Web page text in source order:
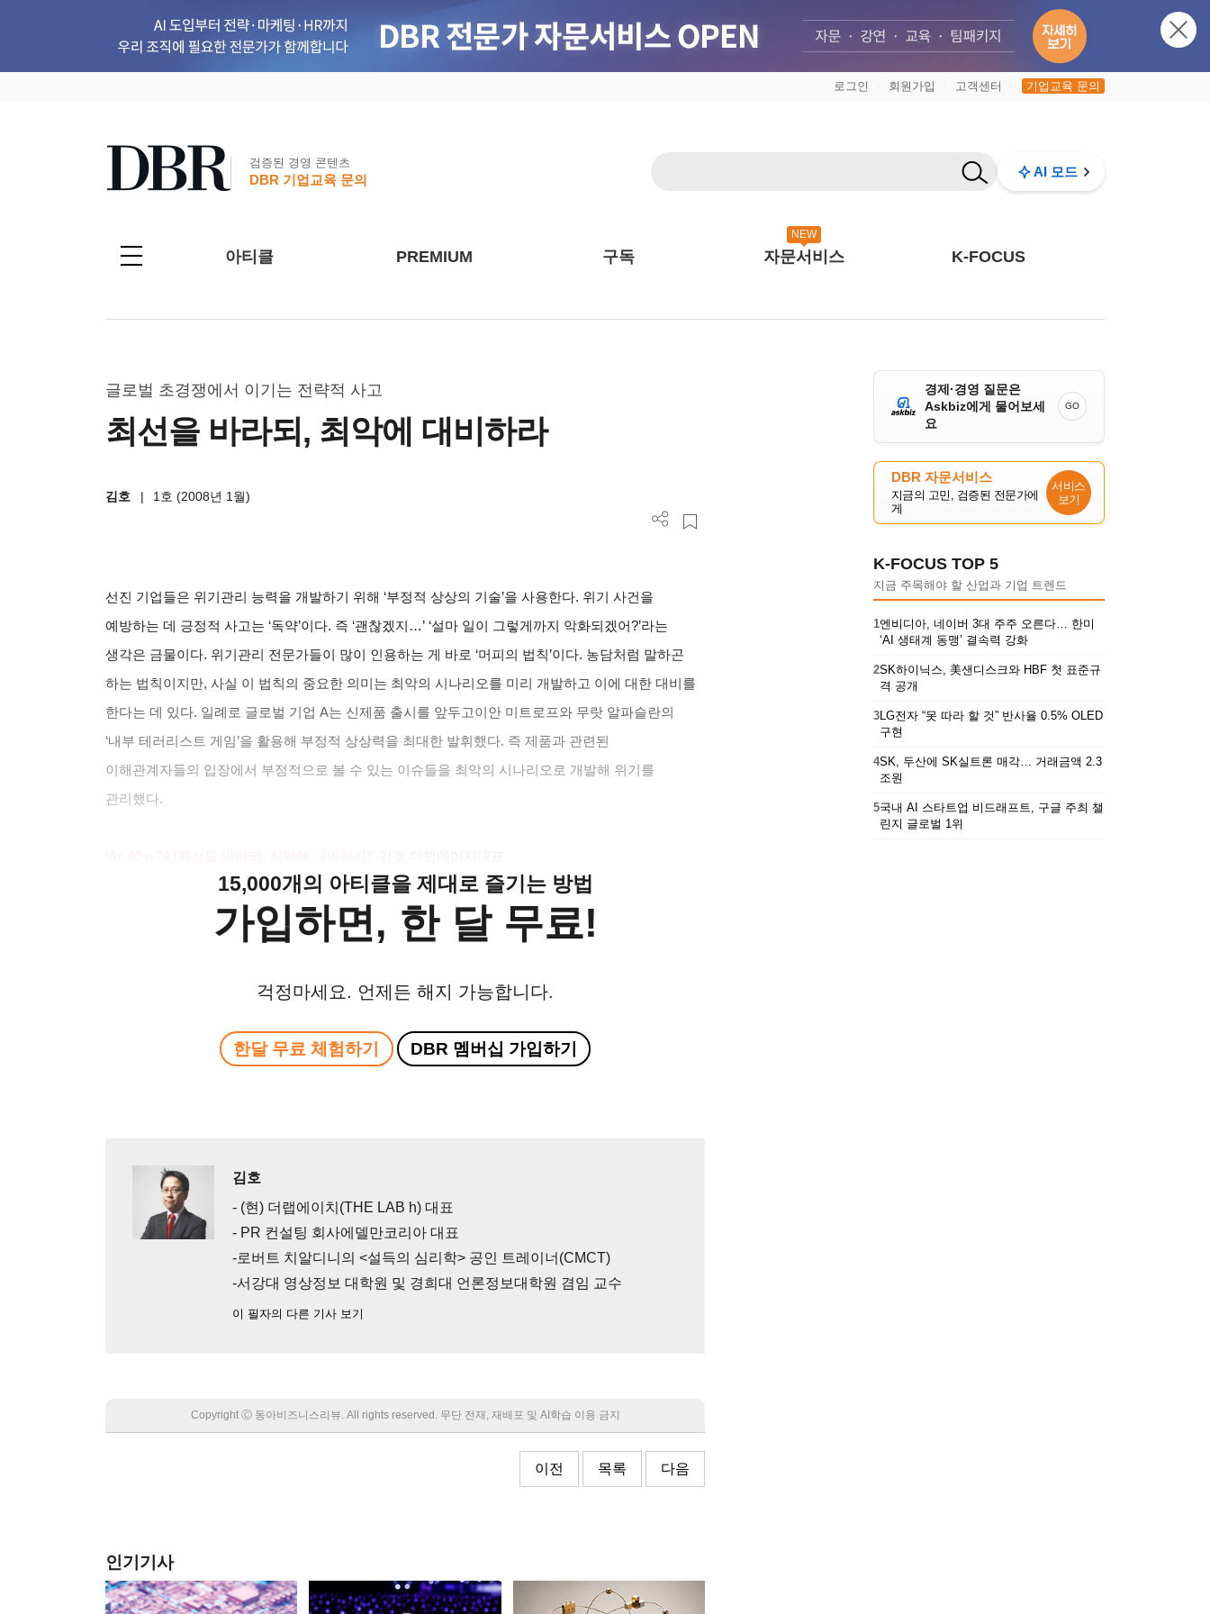
로그인 회원가입 고객센터 기업교육 문의
검증된 경영 콘텐츠
DBR 기업교육 문의
AI 모드
아티클 PREMIUM 구독
NEW
자문서비스 K-FOCUS
글로벌 초경쟁에서 이기는 전략적 사고
최선을 바라되, 최악에 대비하라
김호 | 1호 (2008년 1월)
선진 기업들은 위기관리 능력을 개발하기 위해 ‘부정적 상상의 기술’을 사용한다. 위기 사건을
예방하는 데 긍정적 사고는 ‘독약’이다. 즉 ‘괜찮겠지 …’ ‘설마 일이 그렇게까지 악화되겠어?’라는
생각은 금물이다. 위기관리 전문가들이 많이 인용하는 게 바로 ‘머피의 법칙’이다. 농담처럼 말하곤
하는 법칙이지만, 사실 이 법칙의 중요한 의미는 최악의 시나리오를 미리 개발하고 이에 대한 대비를
한다는 데 있다. 일례로 글로벌 기업 A는 신제품 출시를 앞두고이안 미트로프와 무랏 알파슬란의
‘내부 테러리스트 게임’을 활용해 부정적 상상력을 최대한 발휘했다. 즉 제품과 관련된
이해관계자들의 입장에서 부정적으로 볼 수 있는 이슈들을 최악의 시나리오로 개발해 위기를
관리했다.
15,000개의 아티클을 제대로 즐기는 방법
가입하면, 한 달 무료!
걱정마세요. 언제든 해지 가능합니다.
한달 무료 체험하기 DBR 멤버십 가입하기
김호
- (현) 더랩에이치(THE LAB h) 대표
- PR 컨설팅 회사에델만코리아 대표
-로버트 치알디니의 <설득의 심리학> 공인 트레이너(CMCT)
-서강대 영상정보 대학원 및 경희대 언론정보대학원 겸임 교수
이 필자의 다른 기사 보기
Copyright Ⓒ 동아비즈니스리뷰. All rights reserved. 무단 전재, 재배포 및 AI학습 이용 금지
이전 목록 다음
인기기사
경제·경영 질문은
Askbiz에게 물어보세
요
GO
DBR 자문서비스
지금의 고민, 검증된 전문가에
게
서비스
보기
K-FOCUS TOP 5
지금 주목해야 할 산업과 기업 트렌드
1엔비디아, 네이버 3대 주주 오른다… 한미
‘AI 생태계 동맹’ 결속력 강화
2SK하이닉스, 美샌디스크와 HBF 첫 표준규
격 공개
3LG전자 “못 따라 할 것” 반사율 0.5% OLED
구현
4SK, 두산에 SK실트론 매각… 거래금액 2.3
조원
5국내 AI 스타트업 비드래프트, 구글 주최 챌
린지 글로벌 1위